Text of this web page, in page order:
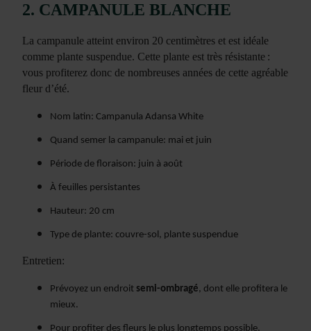
2. CAMPANULE BLANCHE
La campanule atteint environ 20 centimètres et est idéale
comme plante suspendue. Cette plante est très résistante :
vous profiterez donc de nombreuses années de cette agréable
fleur d’été.
Nom latin: Campanula Adansa White
Quand semer la campanule: mai et juin
Période de floraison: juin à août
À feuilles persistantes
Hauteur: 20 cm
Type de plante: couvre-sol, plante suspendue
Entretien:
Prévoyez un endroit semi-ombragé, dont elle profitera le
mieux.
Pour profiter des fleurs le plus longtemps possible,